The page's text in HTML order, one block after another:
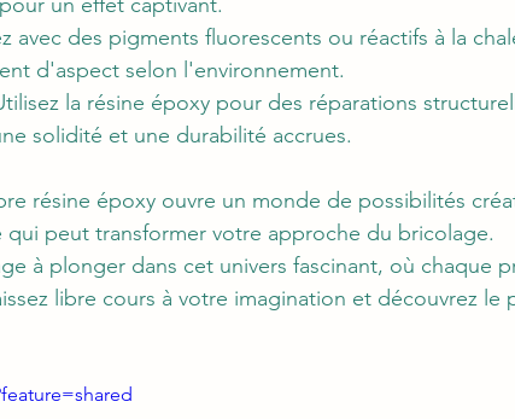
avec des pigments fluorescents ou réactifs à la
d'aspect selon l'environnement.
la résine époxy pour des réparations
solidité et une durabilité accrues.
résine époxy ouvre un monde de possibilités
peut transformer votre approche du bricolage.
à plonger dans cet univers fascinant, où chaque
libre cours à votre imagination et découvrez le